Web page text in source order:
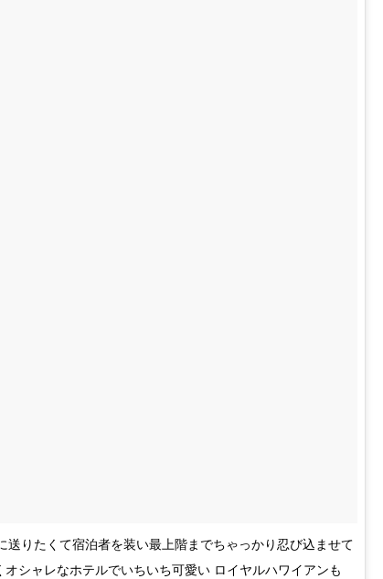
りたくて宿泊者を装い最上階までちゃっかり忍び込ませて
シャレなホテルでいちいち可愛い ロイヤルハワイアンも